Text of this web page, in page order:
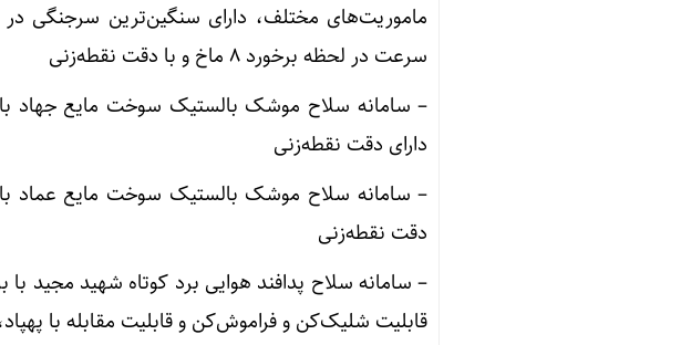
ماموریت‌های مختلف، دارای سنگین‌ترین سرجنگی
سرعت در لحظه برخورد ۸ ماخ و با دقت نقطه‌زنی
دارای دقت نقطه‌زنی
دقت نقطه‌زنی
قابلیت شلیک‌کن و فراموش‌کن و قابلیت مقابله با پهپاد،